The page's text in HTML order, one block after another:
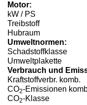
Motor:
kW / PS
Treibstoff
Hubraum
Umweltnormen:
Schadstoffklasse
Umweltplakette
Verbrauch und
Kraftstoffverbr. komb.
CO2-Emissionen
CO2-Klasse